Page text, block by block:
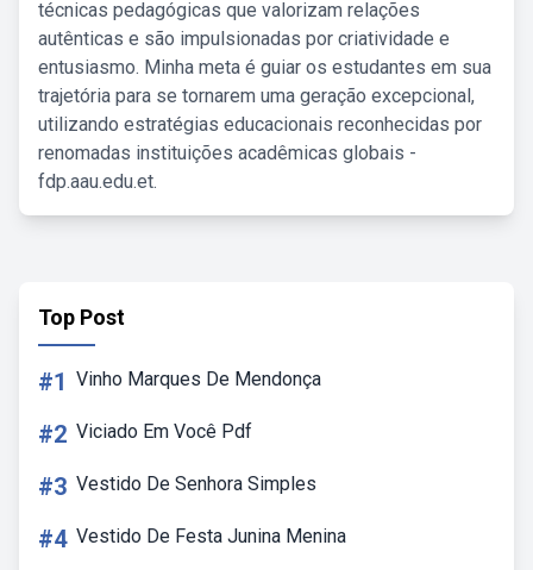
técnicas pedagógicas que valorizam relações
autênticas e são impulsionadas por criatividade e
entusiasmo. Minha meta é guiar os estudantes em sua
trajetória para se tornarem uma geração excepcional,
utilizando estratégias educacionais reconhecidas por
renomadas instituições acadêmicas globais -
fdp.aau.edu.et.
Top Post
#1 Vinho Marques De Mendonça
#2 Viciado Em Você Pdf
#3 Vestido De Senhora Simples
#4 Vestido De Festa Junina Menina